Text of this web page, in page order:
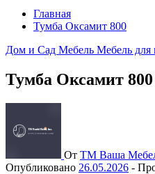
Главная
Тумба Оксамит 800
Дом и Сад Мебель Мебель для
Тумба Оксамит 800
От ТМ Ваша
Опубликовано 26.05.2026 -